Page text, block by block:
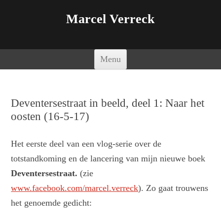
Marcel Verreck
Menu
Deventersestraat in beeld, deel 1: Naar het
oosten (16-5-17)
Het eerste deel van een vlog-serie over de
totstandkoming en de lancering van mijn nieuwe boek
Deventersestraat. (zie
www.facebook.com/marcel.verreck). Zo gaat trouwens
het genoemde gedicht: